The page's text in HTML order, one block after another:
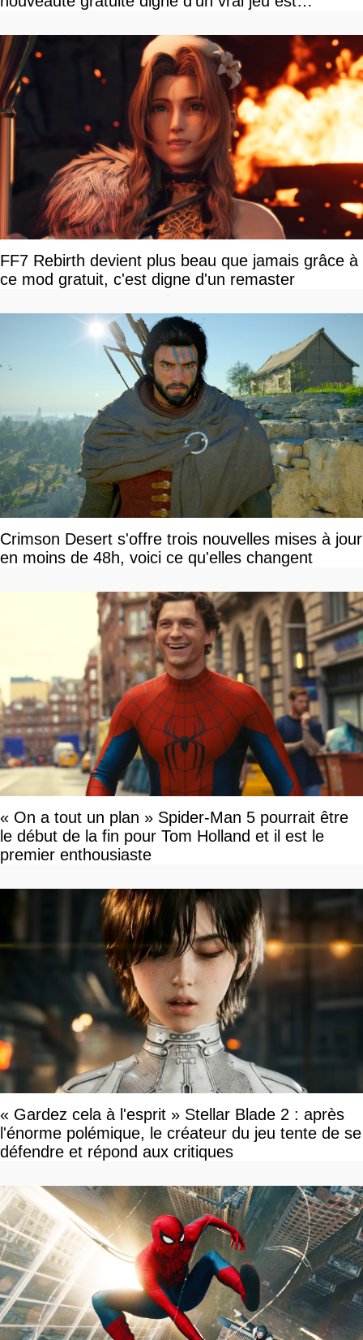
FF7 Rebirth devient plus beau que jamais grâce à
ce mod gratuit, c'est digne d'un remaster
Crimson Desert s'offre trois nouvelles mises à jour
en moins de 48h, voici ce qu'elles changent
« On a tout un plan » Spider-Man 5 pourrait être
le début de la fin pour Tom Holland et il est le
premier enthousiaste
« Gardez cela à l'esprit » Stellar Blade 2 : après
l'énorme polémique, le créateur du jeu tente de se
défendre et répond aux critiques